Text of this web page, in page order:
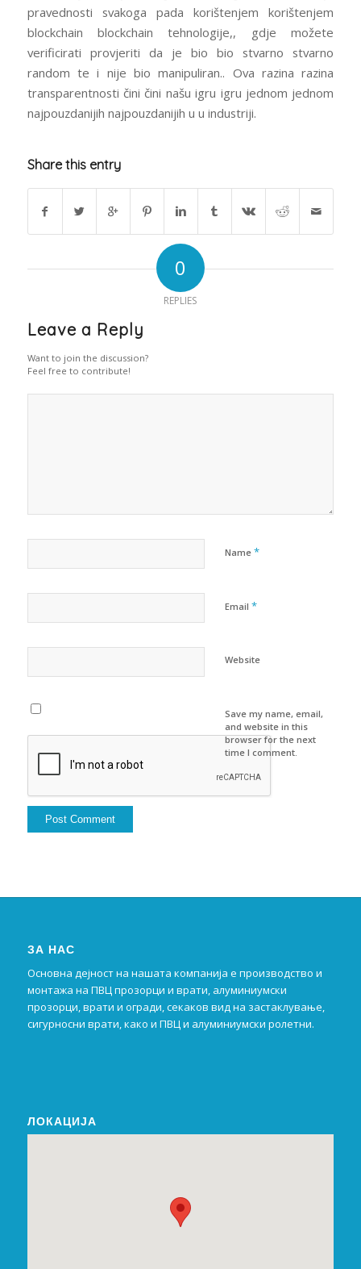
pravednosti svakoga pada korištenjem korištenjem
blockchain blockchain tehnologije,, gdje možete
verificirati provjeriti da je bio bio stvarno stvarno
random te i nije bio manipuliran.. Ova razina razina
transparentnosti čini čini našu igru igru jednom jednom
najpouzdanijih najpouzdanijih u u industriji.
Share this entry
0
REPLIES
Leave a Reply
Want to join the discussion?
Feel free to contribute!
Name *
Email *
Website
Save my name, email,
and website in this
browser for the next
time I comment.
ЗА НАС
Основна дејност на нашата компанија е производство и
монтажа на ПВЦ прозорци и врати, алуминиумски
прозорци, врати и огради, секаков вид на застаклување,
сигурносни врати, како и ПВЦ и алуминиумски ролетни.
ЛОКАЦИЈА